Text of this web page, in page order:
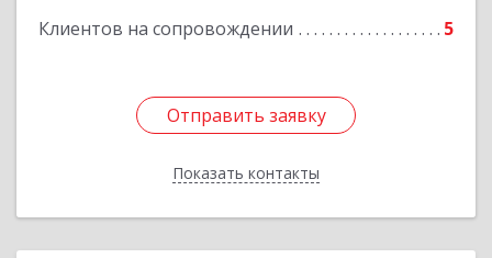
Клиентов на сопровождении 5
Отправить заявку
Показать контакты
Отправить заявку
Назад